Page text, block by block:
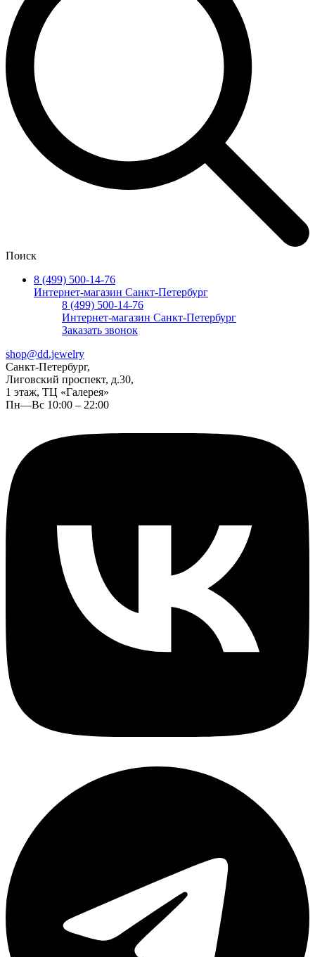
Поиск
8 (499) 500-14-76
Интернет-магазин Санкт-Петербург
8 (499) 500-14-76
Интернет-магазин Санкт-Петербург
Заказать звонок
shop@dd.jewelry
Санкт-Петербург,
Лиговский проспект, д.30,
1 этаж, ТЦ «Галерея»
Пн—Вс 10:00 – 22:00